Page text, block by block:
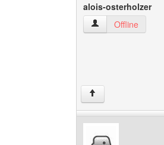
alois-osterholzer
alois-osterholzer
Offline
↑